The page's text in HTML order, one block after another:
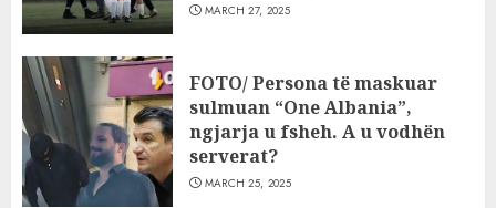
MARCH 27, 2025
FOTO/ Persona të maskuar
sulmuan “One Albania”,
ngjarja u fsheh. A u vodhën
serverat?
MARCH 25, 2025